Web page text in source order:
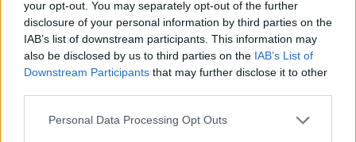
your opt-out. You may separately opt-out of the further
disclosure of your personal information by third parties on the
IAB’s list of downstream participants. This information may
also be disclosed by us to third parties on the IAB’s List of
Downstream Participants that may further disclose it to other
Personal Data Processing Opt Outs
TENDENZE E SOSTENIBILITÀ
Al via la “vendemmia” delle mele. Export
da 1,2 miliardi sfida caldo record e rincari